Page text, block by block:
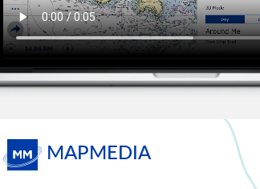
MAPMEDIA